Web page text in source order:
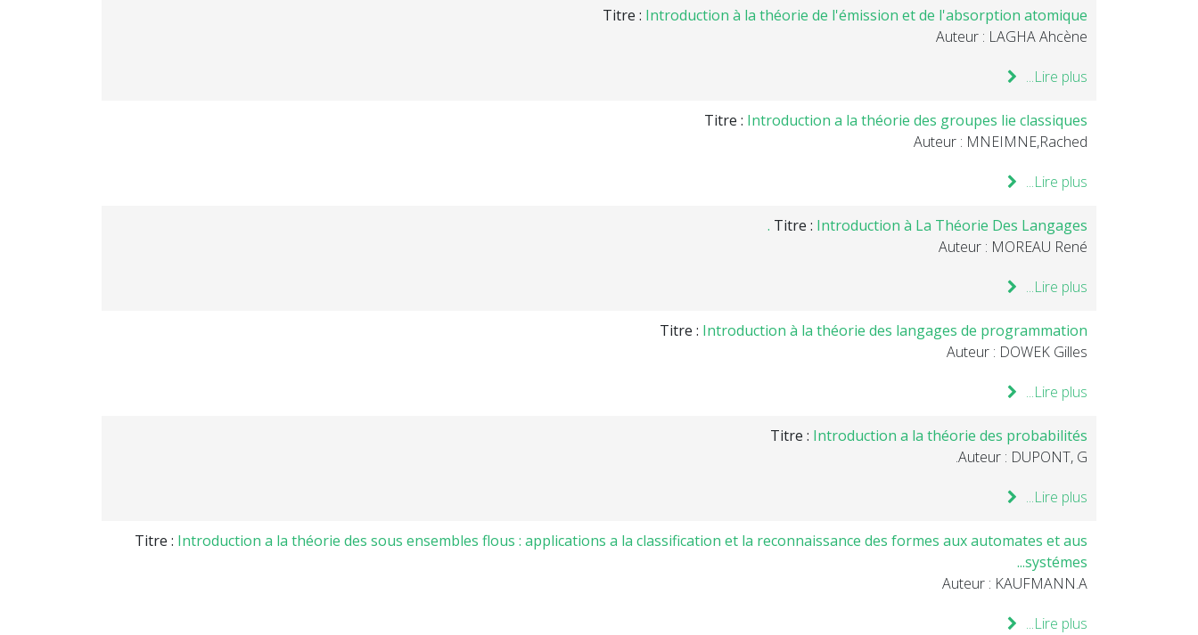
Titre : Introduction à la théorie de l'émission et de l'absorption atomique
Auteur : LAGHA Ahcène
Lire plus...
Titre : Introduction a la théorie des groupes lie classiques
Auteur : MNEIMNE,Rached
Lire plus...
Titre : Introduction à La Théorie Des Langages .
Auteur : MOREAU René
Lire plus...
Titre : Introduction à la théorie des langages de programmation
Auteur : DOWEK Gilles
Lire plus...
Titre : Introduction a la théorie des probabilités
Auteur : DUPONT, G.
Lire plus...
Titre : Introduction a la théorie des sous ensembles flous : applications a la classification et la reconnaissance des formes aux automates et aus
systémes...
Auteur : KAUFMANN.A
Lire plus...